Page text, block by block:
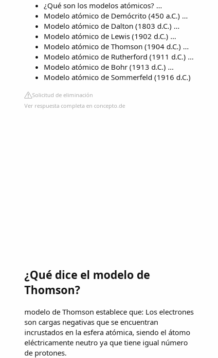
¿Qué son los modelos atómicos? ...
Modelo atómico de Demócrito (450 a.C.) ...
Modelo atómico de Dalton (1803 d.C.) ...
Modelo atómico de Lewis (1902 d.C.) ...
Modelo atómico de Thomson (1904 d.C.) ...
Modelo atómico de Rutherford (1911 d.C.) ...
Modelo atómico de Bohr (1913 d.C.) ...
Modelo atómico de Sommerfeld (1916 d.C.)
Solicitud de eliminación
Ver respuesta completa en concepto.de
¿Qué dice el modelo de
Thomson?
modelo de Thomson establece que: Los electrones
son cargas negativas que se encuentran
incrustados en la esfera atómica, siendo el átomo
eléctricamente neutro ya que tiene igual número
de protones.